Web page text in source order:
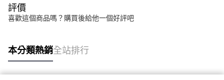
評價
喜歡這個商品嗎？購買後給他一個好評吧
本分類熱銷全站排行